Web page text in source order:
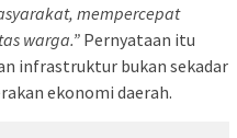
mempercepat
warga.” Pernyataan itu
infrastruktur bukan sekadar
ekonomi daerah.